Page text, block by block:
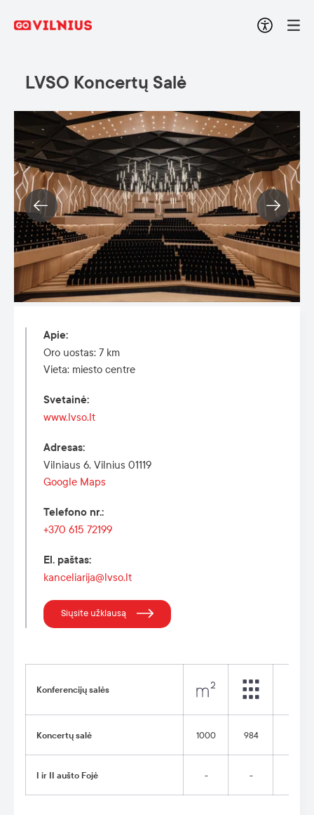
LVSO Koncertų Salė
Konferencijų salės
Koncertų salė 1000 984
I ir II aušto Fojė - -
Apie:
Oro uostas: 7 km
Vieta: miesto centre
Svetainė:
www.lvso.lt
Adresas:
Vilniaus 6, Vilnius 01119
Google Maps
Telefono nr.:
+370 615 72199
El. paštas:
kanceliarija@lvso.lt
Siųsite užklausą